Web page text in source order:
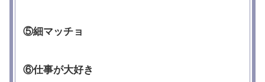
⑤細マッチョ
⑥仕事が大好き